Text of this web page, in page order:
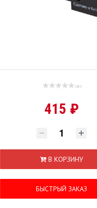
( 0 )
415 ₽
В КОРЗИНУ
БЫСТРЫЙ ЗАКАЗ